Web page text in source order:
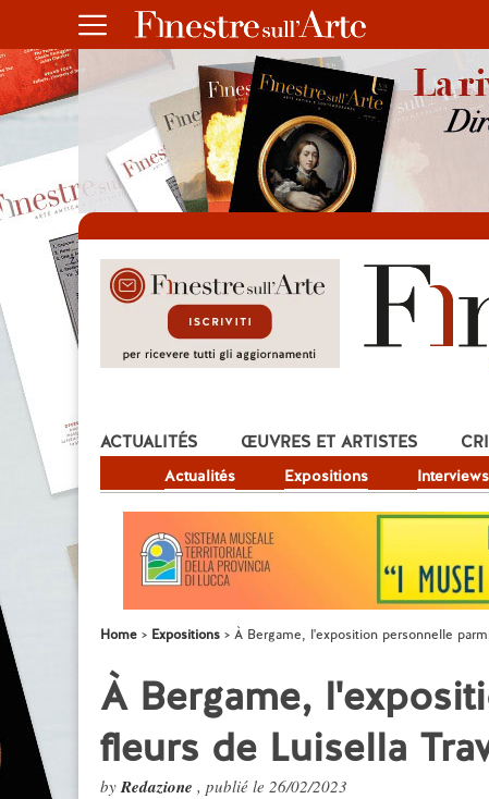
ACTUALITÉS
Actualités Expositions Interviews
ŒUVRES ET ARTISTES
Home Expositions À Bergame, l'exposition personnelle
À Bergame,
fleurs de Luisella
byRedazione , publié le 26/02/2023